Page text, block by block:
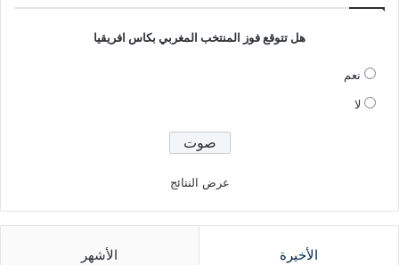
هل تتوقع فوز المنتخب المغربي بكاس افريقيا
نعم
لا
عرض النتائج
الأخيرة الأشهر